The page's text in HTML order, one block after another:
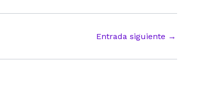
Entrada siguiente →